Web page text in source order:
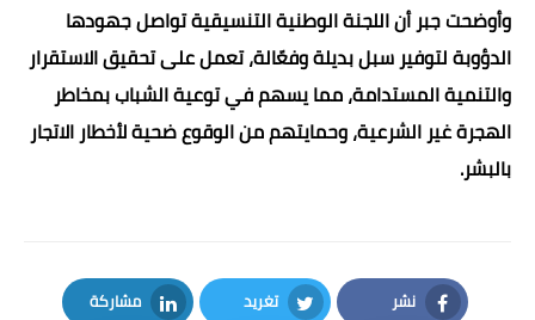
وأوضحت جبر أن اللجنة الوطنية التنسيقية تواصل جهودها
الدؤوبة لتوفير سبل بديلة وفعّالة، تعمل على تحقيق الاستقرار
والتنمية المستدامة، مما يسهم في توعية الشباب بمخاطر
الهجرة غير الشرعية، وحمايتهم من الوقوع ضحية لأخطار الاتجار
بالبشر.
نشر تغريد مشاركة